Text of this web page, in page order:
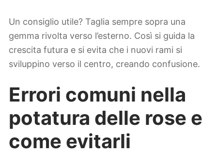
Un consiglio utile? Taglia sempre sopra una
gemma rivolta verso l’esterno. Così si guida la
crescita futura e si evita che i nuovi rami si
sviluppino verso il centro, creando confusione.
Errori comuni nella
potatura delle rose e
come evitarli